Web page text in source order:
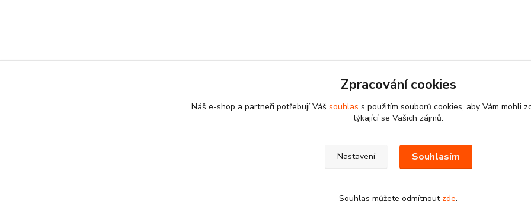
Zpracování cookies
Náš e-shop a partneři potřebují Váš souhlas s použitím souborů cookies, aby Vám mohli
týkající se Vašich zájmů.
Nastavení Souhlasím
Souhlas můžete odmítnout zde.